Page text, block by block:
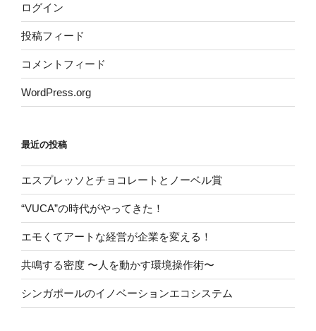
ログイン
投稿フィード
コメントフィード
WordPress.org
最近の投稿
エスプレッソとチョコレートとノーベル賞
“VUCA”の時代がやってきた！
エモくてアートな経営が企業を変える！
共鳴する密度 〜人を動かす環境操作術〜
シンガポールのイノベーションエコシステム